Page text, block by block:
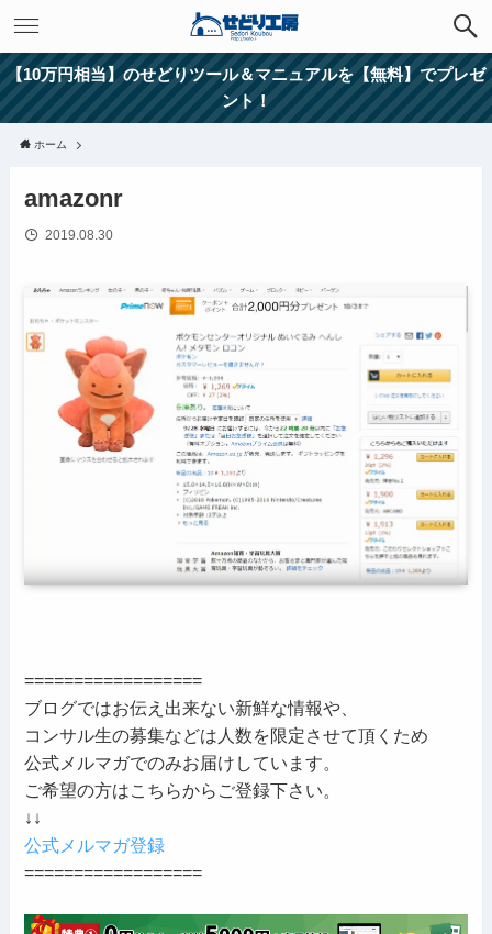
【10万円相当】のせどりツール＆マニュアルを【無料】でプレゼ
ント！
ホーム
amazonr
2019.08.30
==================
ブログではお伝え出来ない新鮮な情報や、
コンサル生の募集などは人数を限定させて頂くため
公式メルマガでのみお届けしています。
ご希望の方はこちらからご登録下さい。
↓↓
公式メルマガ登録
==================